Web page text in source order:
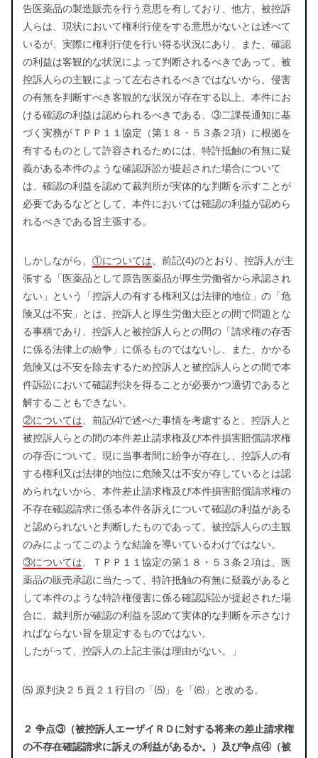
告医薬品の製造販売を行う意思を有しており、他方、被控訴
人らは、現状において権利行使をする意思がないとは述べて
いるが、実際に権利行使を行い得る状況にあり、また、確認
の利益は客観的な状況によって判断されるべきであって、被
控訴人らの主観によって左右されるべきではないから、侵害
の有無を判断すべき客観的な状況が存在する以上、本件にお
ける確認の利益は認められるべきである、③二課長通知に基
づく実務がＴＰＰ１１協定（第１８・５３条２項）に根拠を
有するものとして許容されるためには、特許抵触の有無に疑
義がある本件のような確認訴訟が提起された場合について
は、確認の利益を認めて裁判所が実体的な判断を示すことが
必要であるなどとして、本件においては確認の利益が認めら
れるべきである旨主張する。
しかしながら、 ①については、前記(4)のとおり、控訴人が主
張する「医薬品として原告医薬品が厚生労働省から承認され
ない」という「控訴人の有する権利又は法律的地位」の「危
険又は不安」とは、控訴人と厚生労働大臣との間で問題とな
る事柄であり、控訴人と被控訴人らとの間の「請求権の存否
に係る法律上の紛争」に係るものではないし、また、かかる
危険又は不安を除去するため控訴人と被控訴人らとの間で本
件訴訟において確認判決を得ることが必要かつ適切であると
解することもできない。
②については、前記⑷で述べた事情を考慮すると、控訴人と
被控訴人らとの間の本件差止請求権及び本件損害賠償請求権
の存否について、現に当事者間に紛争が存在し、控訴人の有
する権利又は法律的地位に危険又は不安が存しているとは認
められないから、本件差止請求権及び本件損害賠償請求権の
不存在確認請求に係る本件各訴えについて確認の利益がある
と認められないと判断したものであって、被控訴人らの主観
のみによってこのような結論を導いているわけではない。
③については、ＴＰＰ１１協定の第１８・５３条２項は、医
薬品の販売承認に当たって、特許抵触の有無に疑義があると
して本件のような特許権侵害に係る確認訴訟が提起された場
合に、裁判所が確認の利益を認めて実体的な判断を示さなけ
ればならない旨を規定するものではない。
したがって、控訴人の上記主張は理由がない。」
⑸ 原判決２５頁２１行目の「⑸」を「⑹」と改める。
２ 争点③（被控訴人エーザイＲＤに対する将来の差止請求権
の不存在確認請求に訴えの利益があるか。）及び争点④（被